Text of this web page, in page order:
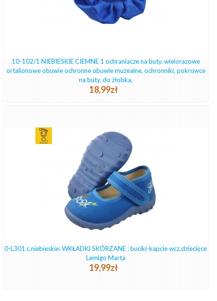
10-102/1 NIEBIESKIE CIEMNE 1 ochraniacze na buty, wielorazowe
ortalionowe obuwie ochronne obuwie muzealne, ochronniki, pokrowce
na buty, do żłobka,
18,99zł
0-L301 c.niebieskie: WKŁADKI SKÓRZANE : buciki-kapcie wcz.dziecięce
Lemigo Marta
19,99zł